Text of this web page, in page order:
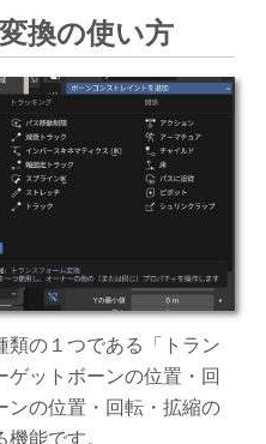
換の使い方
類の１つである「トラン
ゲットボーンの位置・回
ンの位置・回転・拡縮の
能です。